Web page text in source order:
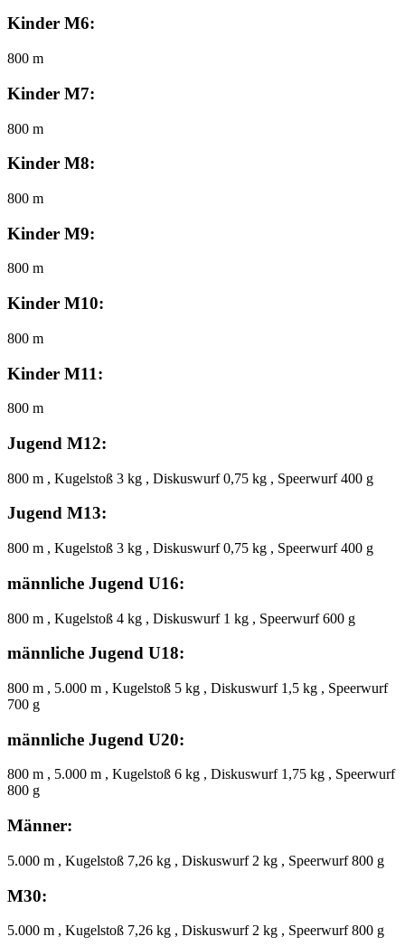
Kinder M6:
800 m
Kinder M7:
800 m
Kinder M8:
800 m
Kinder M9:
800 m
Kinder M10:
800 m
Kinder M11:
800 m
Jugend M12:
800 m , Kugelstoß 3 kg , Diskuswurf 0,75 kg , Speerwurf 400 g
Jugend M13:
800 m , Kugelstoß 3 kg , Diskuswurf 0,75 kg , Speerwurf 400 g
männliche Jugend U16:
800 m , Kugelstoß 4 kg , Diskuswurf 1 kg , Speerwurf 600 g
männliche Jugend U18:
800 m , 5.000 m , Kugelstoß 5 kg , Diskuswurf 1,5 kg , Speerwurf
700 g
männliche Jugend U20:
800 m , 5.000 m , Kugelstoß 6 kg , Diskuswurf 1,75 kg , Speerwurf
800 g
Männer:
5.000 m , Kugelstoß 7,26 kg , Diskuswurf 2 kg , Speerwurf 800 g
M30:
5.000 m , Kugelstoß 7,26 kg , Diskuswurf 2 kg , Speerwurf 800 g